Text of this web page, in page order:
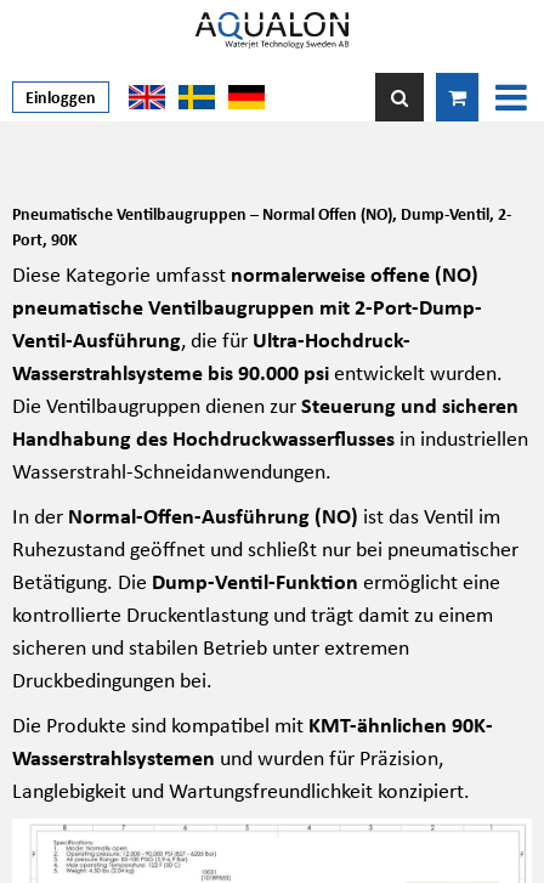
Einloggen
Pneumatische Ventilbaugruppen – Normal Offen (NO), Dump-Ventil, 2-
Port, 90K
Diese Kategorie umfasst normalerweise offene (NO)
pneumatische Ventilbaugruppen mit 2-Port-Dump-
Ventil-Ausführung, die für Ultra-Hochdruck-
Wasserstrahlsysteme bis 90.000 psientwickelt wurden.
Die Ventilbaugruppen dienen zurSteuerung und sicheren
Handhabung des Hochdruckwasserflusses in industriellen
Wasserstrahl-Schneidanwendungen.
In der Normal-Offen-Ausführung (NO) ist das Ventil im
Ruhezustand geöffnet und schließt nur bei pneumatischer
Betätigung. Die Dump-Ventil-Funktion ermöglicht eine
kontrollierte Druckentlastung und trägt damit zu einem
sicheren und stabilen Betrieb unter extremen
Druckbedingungen bei.
Die Produkte sind kompatibel mit KMT-ähnlichen 90K-
Wasserstrahlsystemen und wurden für Präzision,
Langlebigkeit und Wartungsfreundlichkeit konzipiert.